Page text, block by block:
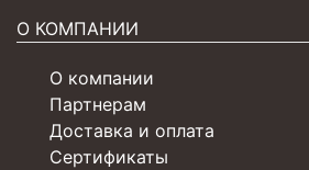
О КОМПАНИИ
О компании
Партнерам
Доставка и оплата
Сертификаты